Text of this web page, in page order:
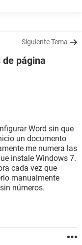
Siguiente Tema
página
Word sin que
un documento
me numera las
instale Windows 7.
cada vez que
manualmente
números.